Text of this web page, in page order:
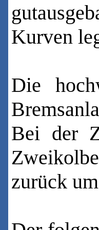
Kurven
Die
Bei der
zurück